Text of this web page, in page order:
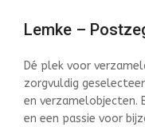
Lemke –
Dé plek voor
zorgvuldig
en verzamelobjecten.
en een passie voor